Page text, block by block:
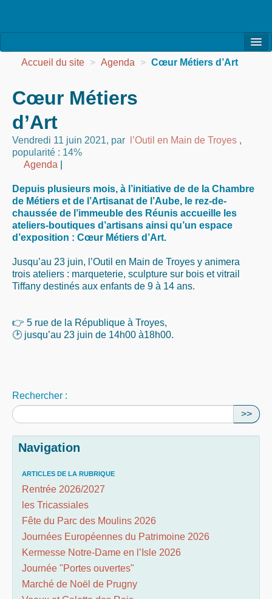
l’Association
les Evénements
les Réalisations
Agenda
Contact
Accueil du site > Agenda > Cœur Métiers d’Art
Cœur Métiers
d’Art
Vendredi 11 juin 2021, par l’Outil en Main de Troyes ,
popularité : 14%
Agenda
Depuis plusieurs mois, à l’initiative de de la Chambre
de Métiers et de l’Artisanat de l’Aube, le rez-de-
chaussée de l’immeuble des Réunis accueille les
ateliers-boutiques d’artisans ainsi qu’un espace
d’exposition : Cœur Métiers d’Art.
Jusqu’au 23 juin, l’Outil en Main de Troyes y animera
trois ateliers : marqueterie, sculpture sur bois et vitrail
Tiffany destinés aux enfants de 9 à 14 ans.
👉 5 rue de la République à Troyes,
🕑 jusqu’au 23 juin de 14h00 à18h00.
Rechercher :
>>
Navigation
ARTICLES DE LA RUBRIQUE
Rentrée 2026/2027
les Tricassiales
Fête du Parc des Moulins 2026
Journées Européennes du Patrimoine 2026
Kermesse Notre-Dame en l’Isle 2026
Journée "Portes ouvertes"
Marché de Noël de Prugny